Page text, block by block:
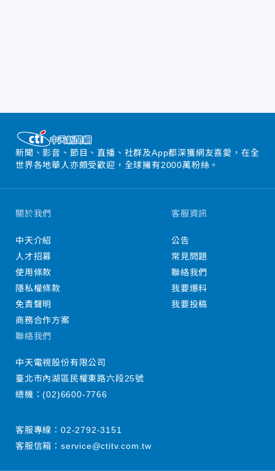
新聞、影音、節目、直播、社群及App都深獲網友喜愛，在全
世界各地華人亦頗受歡迎，全球擁有2000萬粉絲。
關於我們
中天介紹
人才招募
使用條款
隱私權條款
免責聲明
商務合作方案
客服資訊
公告
常見問題
聯絡我們
我要爆料
我要投稿
聯絡我們
中天電視股份有限公司
臺北市內湖區民權東路六段25號
總機：(02)6600-7766
客服專線： 02-2792-3151
客服信箱： service@ctitv.com.tw